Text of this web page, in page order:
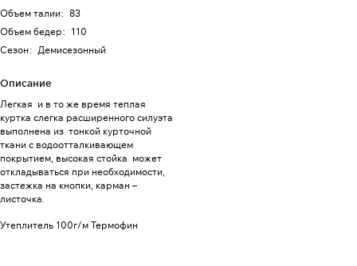
Объем талии: 83
Объем бедер: 110
Сезон: Демисезонный
Описание
Легкая и в то же время теплая
куртка слегка расширенного силуэта
выполнена из тонкой курточной
ткани с водоотталкивающем
покрытием, высокая стойка может
откладываться при необходимости,
застежка на кнопки, карман –
листочка.
Утеплитель 100г/м Термофин